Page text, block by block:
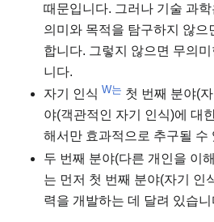
때문입니다. 그러나 기술 과
의미와 목적을 탐구하지 않으
합니다. 그렇지 않으면 무의
니다.
자기 인식 W는 첫 번째 분야(
야(객관적인 자기 인식)에 대
해서만 효과적으로 추구될 수
두 번째 분야(다른 개인을 이
는 먼저 첫 번째 분야(자기 인
력을 개발하는 데 달려 있습니